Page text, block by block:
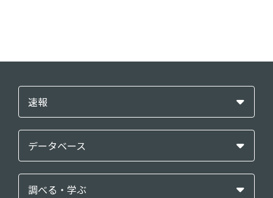
速報
データベース
調べる・学ぶ